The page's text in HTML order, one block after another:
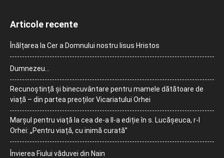
Articole recente
Înălțarea la Cer a Domnului nostru Iisus Hristos
Dumnezeu…
Recunoștință și binecuvântare pentru mamele dătătoare de
viață – din partea preoților Vicariatului Orhei
Marșul pentru viață la cea de-a II-a ediție în s. Lucășeuca, r-l
Orhei: „Pentru viață, cu inimă curată”
Învierea Fiului văduvei din Nain